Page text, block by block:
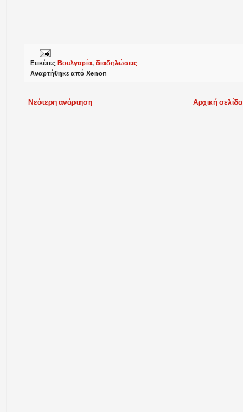
Ετικέτες Βουλγαρία, διαδηλώσεις
Αναρτήθηκε από Xenon
Νεότερη ανάρτηση Αρχική σελίδα